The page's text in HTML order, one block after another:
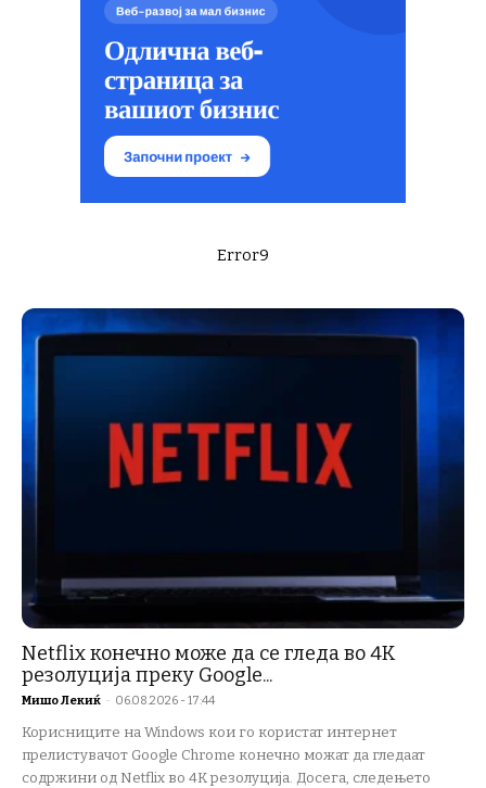
Error9
Netflix конечно може да се гледа во 4K
резолуција преку Google...
Мишо Лекиќ - 06.08.2026 - 17:44
Корисниците на Windows кои го користат интернет
прелистувачот Google Chrome конечно можат да гледаат
содржини од Netflix во 4K резолуција. Досега, следењето